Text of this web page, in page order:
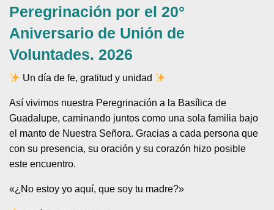
Peregrinación por el 20°
Aniversario de Unión de
Voluntades. 2026
Un día de fe, gratitud y unidad
Así vivimos nuestra Peregrinación a la Basílica de
Guadalupe, caminando juntos como una sola familia bajo
el manto de Nuestra Señora. Gracias a cada persona que
con su presencia, su oración y su corazón hizo posible
este encuentro.
«¿No estoy yo aquí, que soy tu madre?»